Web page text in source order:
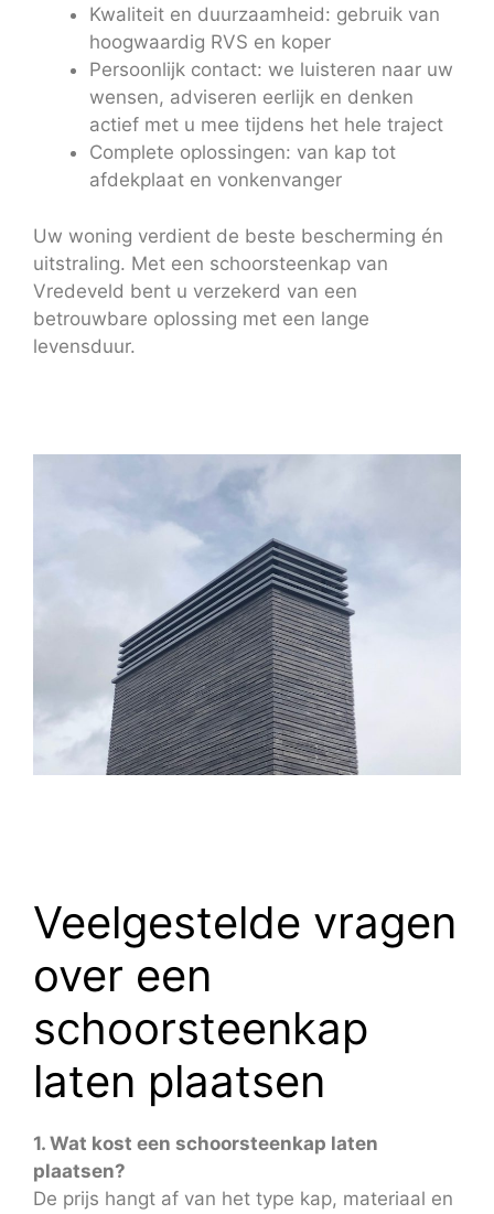
Kwaliteit en duurzaamheid: gebruik van
hoogwaardig RVS en koper
Persoonlijk contact: we luisteren naar uw
wensen, adviseren eerlijk en denken
actief met u mee tijdens het hele traject
Complete oplossingen: van kap tot
afdekplaat en vonkenvanger
Uw woning verdient de beste bescherming én
uitstraling. Met een schoorsteenkap van
Vredeveld bent u verzekerd van een
betrouwbare oplossing met een lange
levensduur.
Veelgestelde vragen
over een
schoorsteenkap
laten plaatsen
1. Wat kost een schoorsteenkap laten
plaatsen?
De prijs hangt af van het type kap, materiaal en